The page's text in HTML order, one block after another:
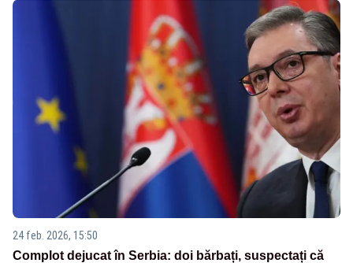
24 feb. 2026, 15:50
Complot dejucat în Serbia: doi bărbați, suspectați că